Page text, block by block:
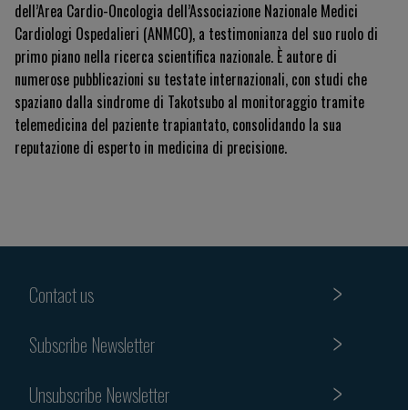
dell’Area Cardio-Oncologia dell’Associazione Nazionale Medici
Cardiologi Ospedalieri (ANMCO), a testimonianza del suo ruolo di
primo piano nella ricerca scientifica nazionale. È autore di
numerose pubblicazioni su testate internazionali, con studi che
spaziano dalla sindrome di Takotsubo al monitoraggio tramite
telemedicina del paziente trapiantato, consolidando la sua
reputazione di esperto in medicina di precisione.
Contact us
Subscribe Newsletter
Unsubscribe Newsletter